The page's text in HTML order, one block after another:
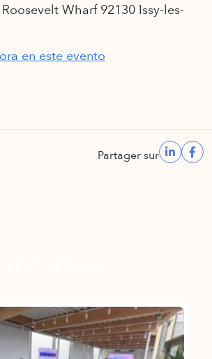
Wharf 92130 Issy-les-
en este evento
Partager sur